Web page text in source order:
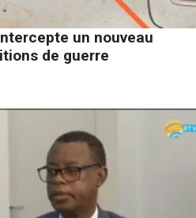
un nouveau
de guerre